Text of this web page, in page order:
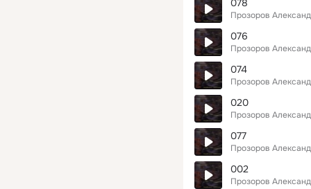
078
Прозоров
076
Прозоров
074
Прозоров
020
Прозоров
077
Прозоров
002
Прозоров